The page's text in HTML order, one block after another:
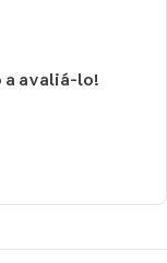
a avaliá-lo!